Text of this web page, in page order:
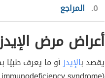
٥ المراجع
أعراض مرض
يقصد بالإيدزأو ما يعرف طبيًا